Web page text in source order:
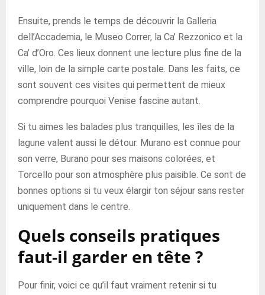
Ensuite, prends le temps de découvrir la Galleria
dell’Accademia, le Museo Correr, la Ca’ Rezzonico et la
Ca’ d’Oro. Ces lieux donnent une lecture plus fine de la
ville, loin de la simple carte postale. Dans les faits, ce
sont souvent ces visites qui permettent de mieux
comprendre pourquoi Venise fascine autant.
Si tu aimes les balades plus tranquilles, les îles de la
lagune valent aussi le détour. Murano est connue pour
son verre, Burano pour ses maisons colorées, et
Torcello pour son atmosphère plus paisible. Ce sont de
bonnes options si tu veux élargir ton séjour sans rester
uniquement dans le centre.
Quels conseils pratiques
faut-il garder en tête ?
Pour finir, voici ce qu’il faut vraiment retenir si tu